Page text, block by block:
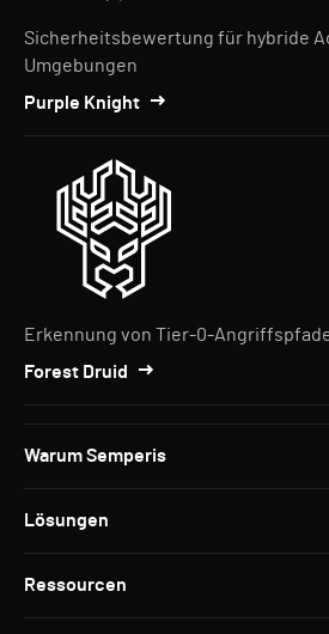
Sicherheitsbewertung für hybride
Umgebungen
Purple Knight
Erkennung von Tier-0-
Forest Druid
Warum Semperis
Lösungen
Ressourcen